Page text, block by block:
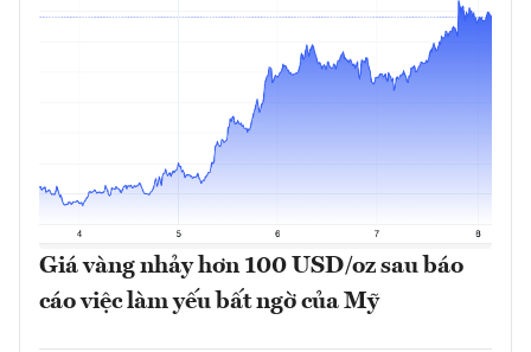
Giá vàng nhảy hơn 100 USD/oz sau báo
cáo việc làm yếu bất ngờ của Mỹ